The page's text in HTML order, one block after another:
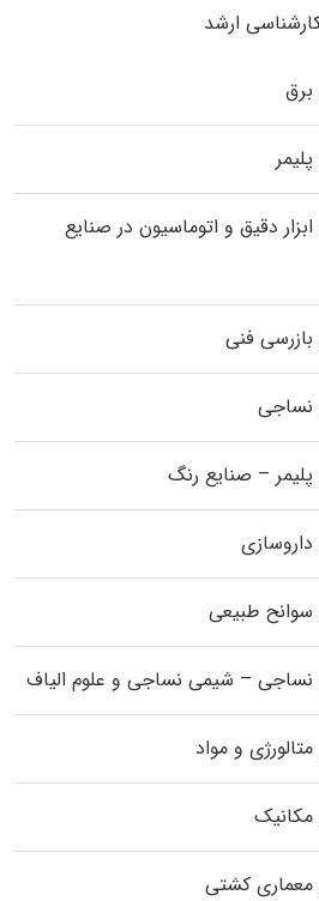
ارشد
دقیق و اتوماسیون در صنایع
فنی
نساجی
– صنایع رنگ
طبیعی
نساجی – شیمی نساجی و علوم الیاف
و مواد
معماری کشتی